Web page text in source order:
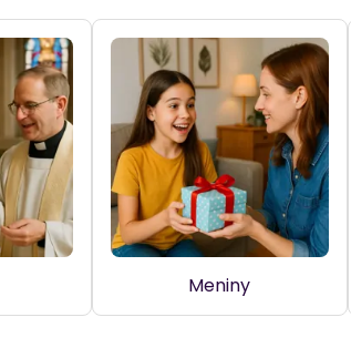
Meniny